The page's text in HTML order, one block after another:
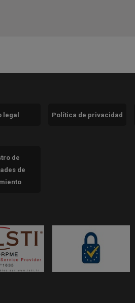
legal Política de privacidad
de
de